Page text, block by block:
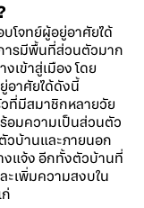
โจทย์ผู้อยู่อาศัยได้
ารมีพื้นที่ส่วนตัวมาก
เข้าสู่เมือง โดย
อาศัยได้ดังนี้
ที่มีสมาชิกหลายวัย
อมความเป็นส่วนตัว
วบ้านและภายนอก
งแจ้ง อีกทั้งตัวบ้านที่
เพิ่มความสงบใน